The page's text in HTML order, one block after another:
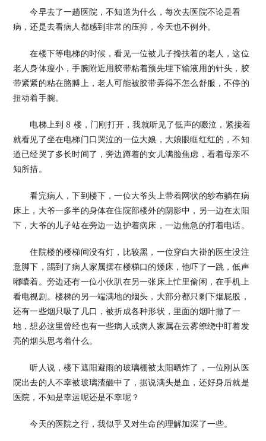
今早去了一趟医院，不知道为什么，每次去医院不论是看
病，还是去看病人都感到非常的压抑，今天也不例外。
在楼下等电梯的时候，看见一位被儿子搀扶着的老人，这位
老人身体瘦小，手腕附近用胶带粘着预先埋下输液用的针头，胶
带紧紧的粘在胳膊上，老人可能被胶带弄得不怎么舒服，不停的
扭动着手腕。
电梯上到 8 楼，门刚打开，我就听见了低声的啜泣，紧接着
就看见了坐在电梯门口哭泣的一位大娘，大娘眼眶红红的，不知
道已经哭了多长时间了，旁边蹲着的女儿满脸焦虑，看着母亲不
知所措。
看完病人，下到楼下，一位大爷头上带着网状的纱布躺在病
床上，大爷一多半的身体在住院部楼外的阴影中，另一边在太阳
下，大爷的儿子站在旁边一边护着病床，一边焦急的打着电话。
住院楼的楼梯间没有灯，比较黑，一位穿白大褂的医生没注
意脚下，踢到了病人家属摆在楼梯口的矮床，他吓了一跳，低声
嘟囔着。旁边还有一位小伙趴在另一张床上忙里偷闲，在手机上
看电视剧。楼梯的另一端满地的烟头，大部分都只剩下烟屁股，
还有一些烟只吸了几口，被折成各种形状，里面的烟叶撒了一
地，想必这里曾经也有一些病人或病人家属在云雾缭绕中盯着发
亮的烟头思考着什么。
听人说，楼下遮阳避雨的玻璃棚被太阳晒炸了，一位刚从医
院出去的人不幸被玻璃渣砸中了，据说满头是血，还好身后就是
医院，不知是幸运呢还是不幸呢？
今天的医院之行，我似乎又对生命的理解加深了一些。